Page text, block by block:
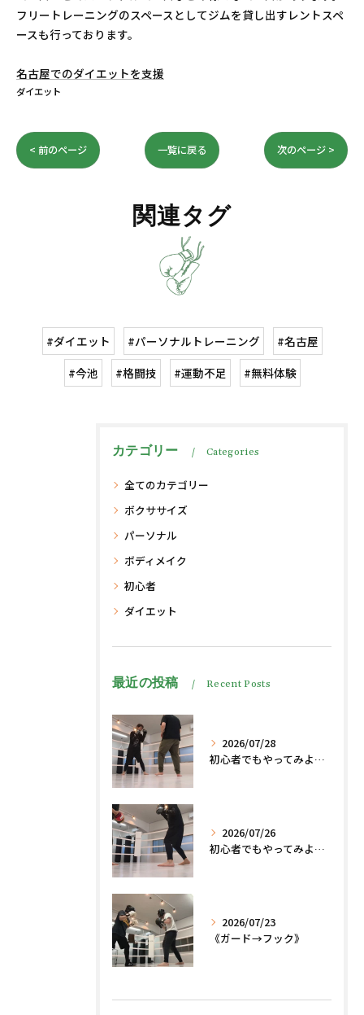
フリートレーニングのスペースとしてジムを貸し出すレントスペ
ースも行っております。
名古屋でのダイエットを支援
ダイエット
< 前のページ 一覧に戻る 次のページ >
関連タグ
#ダイエット #パーソナルトレーニング
#名古屋
#今池
#格闘技 #運動不足 #無料体験
カテゴリー Categories
全てのカテゴリー
ボクササイズ
パーソナル
ボディメイク
初心者
ダイエット
最近の投稿 Recent Posts
2026/07/28
初心者でもやってみよう、格闘技でダイエット脂肪燃焼🔥
2026/07/26
初心者でもやってみよう、格闘技でダイエット、脂肪燃焼🔥
2026/07/23
《ガード→フック》